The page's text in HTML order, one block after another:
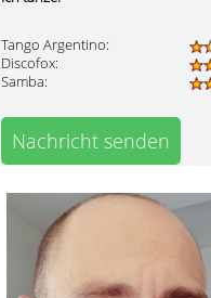
Tango Argentino:
Discofox:
Samba:
Nachricht senden